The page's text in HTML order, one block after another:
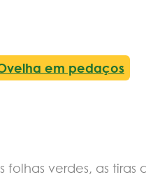
em pedaços
verdes, as tiras